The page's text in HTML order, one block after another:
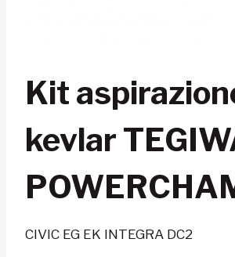
Kit
kevlar
CIVIC EG EK INTEGRA DC2